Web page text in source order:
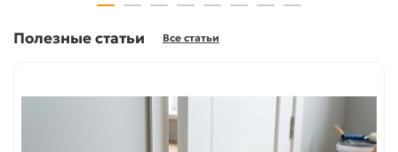
Полезные статьи Все статьи